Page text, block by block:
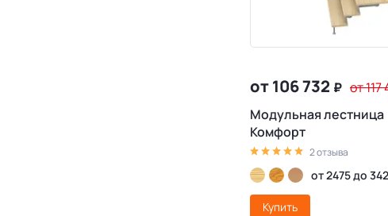
от 106 732 ₽ от
Модульная лестница
Комфорт
2 отзыва
от 2475 до
Купить